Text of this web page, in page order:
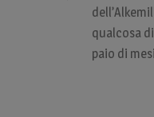
qualcosa
paio di